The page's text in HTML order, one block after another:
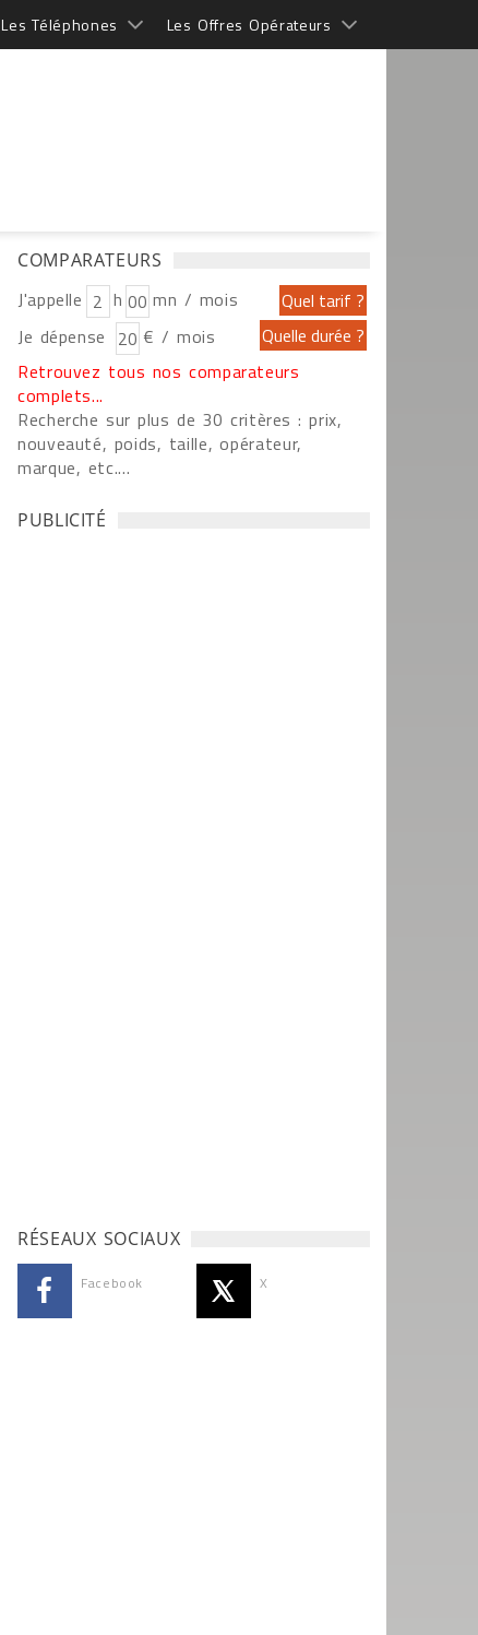
Les Téléphones Les Offres Opérateurs
COMPARATEURS
J'appelle h
mn / mois
Je dépense
€ / mois
Retrouvez tous nos comparateurs
complets...
Recherche sur plus de 30 critères : prix,
nouveauté, poids, taille, opérateur,
marque, etc....
PUBLICITÉ
RÉSEAUX SOCIAUX
Facebook X